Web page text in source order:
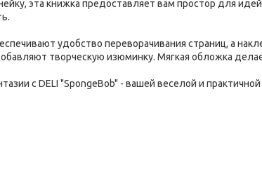
эта книжка предоставляет вам простор для
удобство переворачивания страниц, а
творческую изюминку. Мягкая обложка
с DELI "SpongeBob" - вашей веселой и